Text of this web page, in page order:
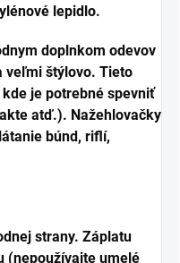
lepidlo.
doplnkom odevov
veľmi štýlovo. Tieto
je potrebné spevniť
atď.). Nažehlovačky
búnd, riflí,
strany. Záplatu
(nepoužívajte umelé